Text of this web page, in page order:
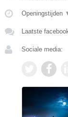
Openingstijden
Laatste
Sociale media: